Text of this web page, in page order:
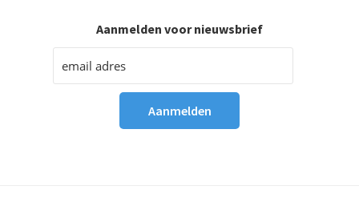
Aanmelden voor nieuwsbrief